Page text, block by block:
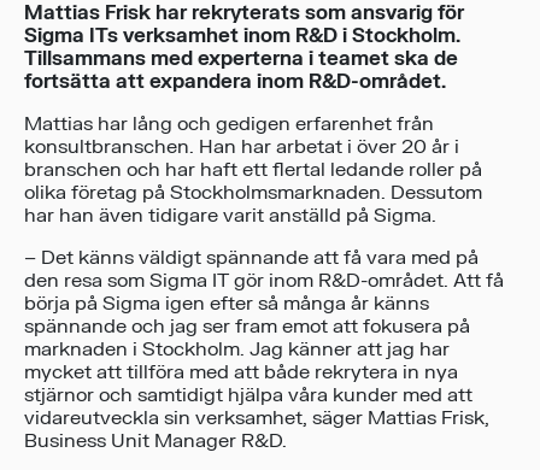
Mattias Frisk har rekryterats som ansvarig för
Sigma ITs verksamhet inom R&D i Stockholm.
Tillsammans med experterna i teamet ska de
fortsätta att expandera inom R&D-området.
Mattias har lång och gedigen erfarenhet från
konsultbranschen. Han har arbetat i över 20 år i
branschen och har haft ett flertal ledande roller på
olika företag på Stockholmsmarknaden. Dessutom
har han även tidigare varit anställd på Sigma.
– Det känns väldigt spännande att få vara med på
den resa som Sigma IT gör inom R&D-området. Att få
börja på Sigma igen efter så många år känns
spännande och jag ser fram emot att fokusera på
marknaden i Stockholm. Jag känner att jag har
mycket att tillföra med att både rekrytera in nya
stjärnor och samtidigt hjälpa våra kunder med att
vidareutveckla sin verksamhet, säger Mattias Frisk,
Business Unit Manager R&D.